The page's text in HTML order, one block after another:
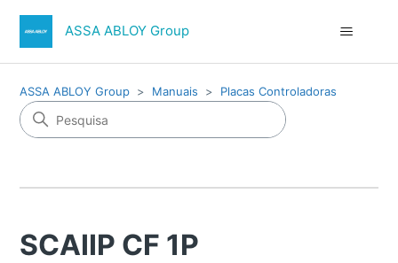
ASSA ABLOY Group
ASSA ABLOY Group Manuais Placas Controladoras
SCAIIP CF 1P